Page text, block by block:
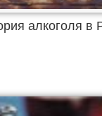
алкоголя в